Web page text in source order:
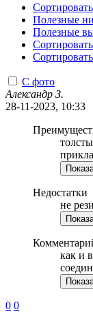
Полезные
Полезные
С фото
Александр З.
28-11-2023, 10:33
Недостатки
не
как и
0 0